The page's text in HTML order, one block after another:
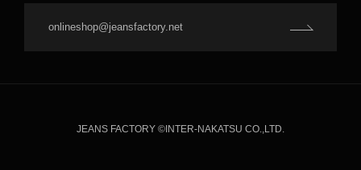
onlineshop@jeansfactory.net
JEANS FACTORY ©INTER-NAKATSU CO.,LTD.